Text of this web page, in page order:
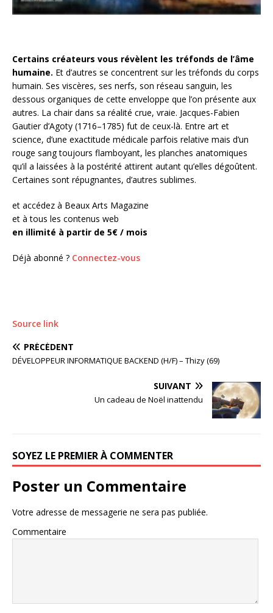
Certains créateurs vous révèlent les tréfonds de l’âme
humaine. Et d’autres se concentrent sur les tréfonds du corps
humain. Ses viscères, ses nerfs, son réseau sanguin, les
dessous organiques de cette enveloppe que l’on présente aux
autres. La chair dans sa réalité crue, vraie. Jacques-Fabien
Gautier d’Agoty (1716–1785) fut de ceux-là. Entre art et
science, d’une exactitude médicale parfois relative mais d’un
rouge sang toujours flamboyant, les planches anatomiques
qu’il a laissées à la postérité attirent autant qu’elles dégoûtent.
Certaines sont répugnantes, d’autres sublimes.
et accédez à Beaux Arts Magazine
et à tous les contenus web
en illimité à partir de 5€ / mois
Déjà abonné ? Connectez-vous
Source link
PRÉCÉDENT
DÉVELOPPEUR INFORMATIQUE BACKEND (H/F) – Thizy (69)
SUIVANT
Un cadeau de Noël inattendu
SOYEZ LE PREMIER À COMMENTER
Poster un Commentaire
Votre adresse de messagerie ne sera pas publiée.
Commentaire